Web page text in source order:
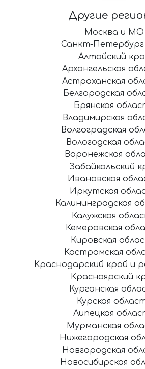
Другие
Москва и МО
Санкт-
Алтайский
Архангельская
Астраханская
Белгородская
Брянская
Владимирская
Волгоградская
Вологодская
Воронежская
Забайкальский
Ивановская
Иркутская
Калининградская
Калужская
Кемеровская
Кировская
Костромская
Краснодарский край и
Красноярский
Курганская
Курская
Липецкая
Мурманская
Нижегородская
Новгородская
Новосибирская